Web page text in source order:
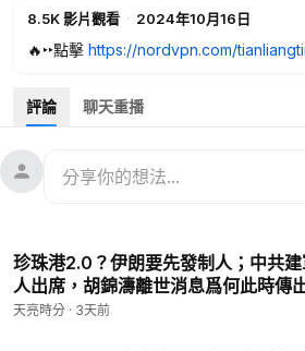
8.5K影片觀看 · 2024年10月16日
🔥‣‣點擊 https://nordvpn.com/
有30天退款政策，感謝NordVPN對本期
版
https://zhangtianliang.com/products/
🔥‣‣指月闲谈会员完整节目：选情大逆转
🔥‣‣捐款(可抵稅)資助《笑談風雲》書籍
M3Ubf
🔥‣‣購買《中華文明史》實體書
評論 聊天重播
珍珠港2.0？伊朗要先發制人；中共
人出席，胡錦濤離世消息爲何此時傳
陳文清“打黑除惡”(天亮論政第2061
天亮時分 · 3天前